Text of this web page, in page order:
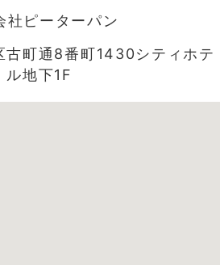
社ピーターパン
古町通8番町1430シティホテ
ル地下1F